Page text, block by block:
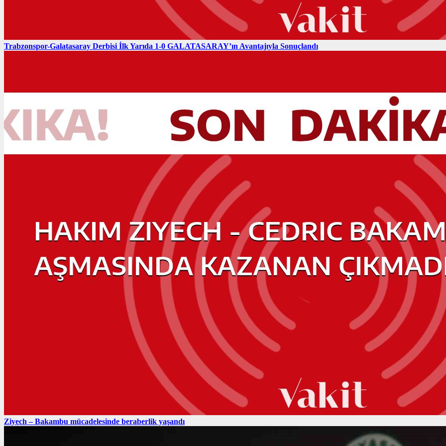
Trabzonspor-Galatasaray Derbisi İlk Yarıda 1-0 GALATASARAY’ın Avantajıyla Sonuçlandı
Ziyech – Bakambu mücadelesinde beraberlik yaşandı